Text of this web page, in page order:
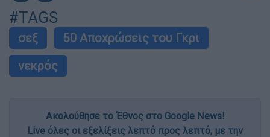
#TAGS
σεξ
50 Αποχρώσεις του Γκρι
νεκρός
Ακολούθησε το Έθνος στο Google News!
Live όλες οι εξελίξεις λεπτό προς λεπτό, με την